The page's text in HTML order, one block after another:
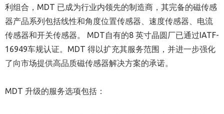
利组合， MDT 已成为行业内领先的制造商，其完备的磁传感
器产品系列包括线性和角度位置传感器、速度传感器、电流
传感器和开关传感器。
MDT自有的8 英寸晶圆厂已通过IATF-
16949车规认证。 MDT 得以扩充其服务范围，并进一步强化
了向市场提供高品质磁传感器解决方案的承诺。
MDT 升级的服务选项包括：